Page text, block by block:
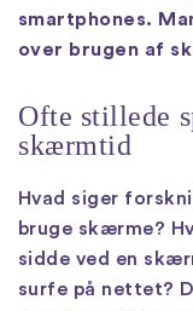
smartphones.
over brugen af
Ofte stillede
skærmtid
Hvad siger
bruge skærme?
sidde ved en
surfe på nettet?